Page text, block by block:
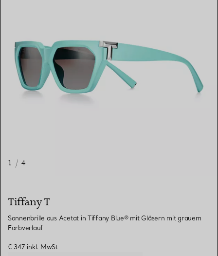
1 / 4
Tiffany T
Sonnenbrille aus Acetat in Tiffany Blue® mit Gläsern mit grauem
Farbverlauf
€ 347 inkl. MwSt